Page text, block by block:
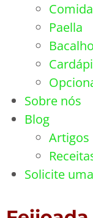
Paella
Sobre nós
Blog
Artigos
Solicite